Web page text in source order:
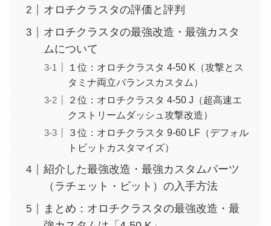
オロチクラスタの評価と評判
オロチクラスタの最強改造・最強カスタ
ムについて
１位：オロチクラスタ 4-50 K（攻撃とス
タミナ両立バランスカスタム）
２位：オロチクラスタ 4-50 J（超高速エ
クストリームダッシュ攻撃改造）
３位：オロチクラスタ 9-60 LF（デフォル
トビットカスタマイズ）
紹介した最強改造・最強カスタムパーツ
（ラチェット・ビット）の入手方法
まとめ：オロチクラスタの最強改造・最